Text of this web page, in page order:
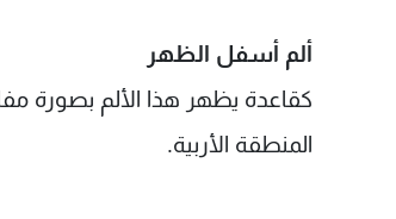
ألم أسفل الظهر
كقاعدة يظهر هذا الألم بصورة
المنطقة الأربية.